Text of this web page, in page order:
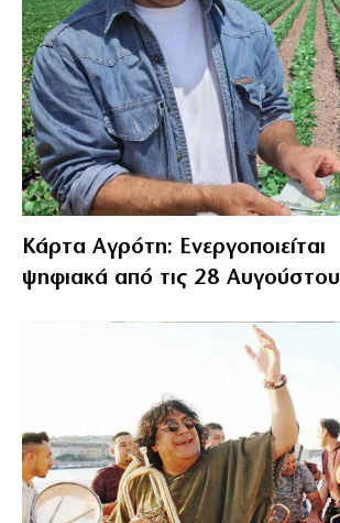
Κάρτα Αγρότη: Ενεργοποιείται
ψηφιακά από τις 28 Αυγούστου